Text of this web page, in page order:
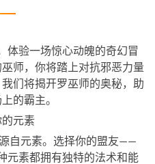
体验一场惊心动魄的奇幻冒
师，你将踏上对抗邪恶力量
们将揭开罗巫师的奥秘，助
的霸主。
元素
自元素。选择你的盟友——
元素都拥有独特的法术和能